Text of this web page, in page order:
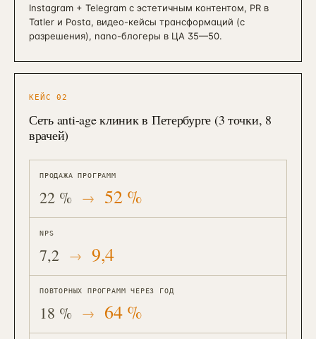
Instagram + Telegram с эстетичным контентом, PR в
Tatler и Posta, видео-кейсы трансформаций (с
разрешения), nano-блогеры в ЦА 35—50.
КЕЙС02
Сеть anti-age клиник в Петербурге (3 точки, 8
врачей)
ПРОДАЖА ПРОГРАММ
22 % 52 %
NPS
7,2 9,4
ПОВТОРНЫХ ПРОГРАММ ЧЕРЕЗ ГОД
18 % 64 %